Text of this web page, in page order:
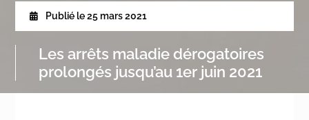
Publié le 25 mars 2021
Les arrêts maladie dérogatoires
prolongés jusqu’au 1er juin 2021